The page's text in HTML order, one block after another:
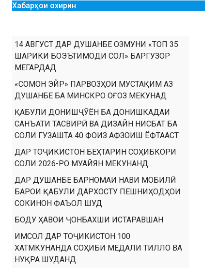
Хабарҳои охирин
14 АВГУСТ ДАР ДУШАНБЕ ОЗМУНИ «ТОП 35
ШАРИКИ БОЭЪТИМОДИ СОЛ» БАРГУЗОР
МЕГАРДАД
«СОМОН ЭЙР» ПАРВОЗҲОИ МУСТАҚИМ АЗ
ДУШАНБЕ БА МИНСКРО ОҒОЗ МЕКУНАД
ҚАБУЛИ ДОНИШҶӮЁН БА ДОНИШКАДАИ
САНЪАТИ ТАСВИРӢ ВА ДИЗАЙН НИСБАТ БА
СОЛИ ГУЗАШТА 40 ФОИЗ АФЗОИШ ЁФТААСТ
ДАР ТОҶИКИСТОН БЕҲТАРИН СОҲИБКОРИ
СОЛИ 2026-РО МУАЙЯН МЕКУНАНД
ДАР ДУШАНБЕ БАРНОМАИ НАВИ МОБИЛӢ
БАРОИ ҚАБУЛИ ДАРХОСТУ ПЕШНИҲОДҲОИ
СОКИНОН ФАЪОЛ ШУД
БОДУ ҲАВОИ ҶОНБАХШИ ИСТАРАВШАН
ИМСОЛ ДАР ТОҶИКИСТОН 100
ХАТМКУНАНДА СОҲИБИ МЕДАЛИ ТИЛЛО ВА
НУҚРА ШУДАНД